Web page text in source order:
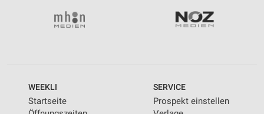
WEEKLI
Startseite
SERVICE
Prospekt einstellen